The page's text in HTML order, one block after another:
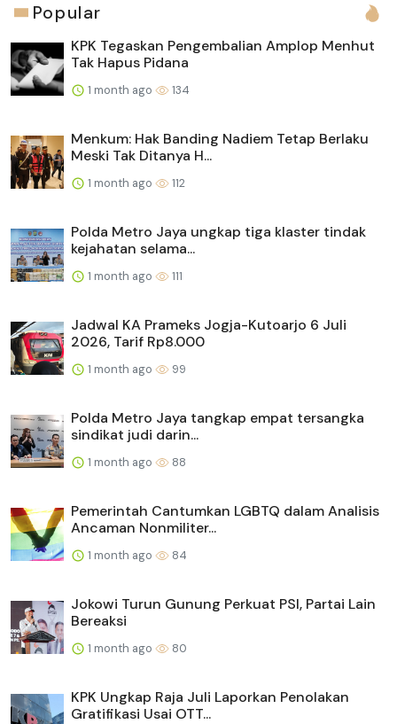
Popular
KPK Tegaskan Pengembalian Amplop Menhut
Tak Hapus Pidana
1 month ago 134
Menkum: Hak Banding Nadiem Tetap Berlaku
Meski Tak Ditanya H...
1 month ago 112
Polda Metro Jaya ungkap tiga klaster tindak
kejahatan selama...
1 month ago 111
Jadwal KA Prameks Jogja-Kutoarjo 6 Juli
2026, Tarif Rp8.000
1 month ago 99
Polda Metro Jaya tangkap empat tersangka
sindikat judi darin...
1 month ago 88
Pemerintah Cantumkan LGBTQ dalam Analisis
Ancaman Nonmiliter...
1 month ago 84
Jokowi Turun Gunung Perkuat PSI, Partai Lain
Bereaksi
1 month ago 80
KPK Ungkap Raja Juli Laporkan Penolakan
Gratifikasi Usai OTT...